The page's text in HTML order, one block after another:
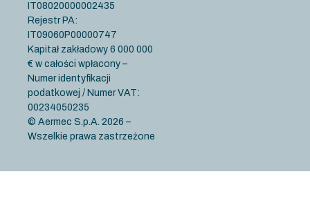
IT08020000002435
Rejestr PA:
IT09060P00000747
Kapitał zakładowy 6 000 000
€ w całości wpłacony –
Numer identyfikacji
podatkowej / Numer VAT:
00234050235
© Aermec S.p.A. 2026 –
Wszelkie prawa zastrzeżone